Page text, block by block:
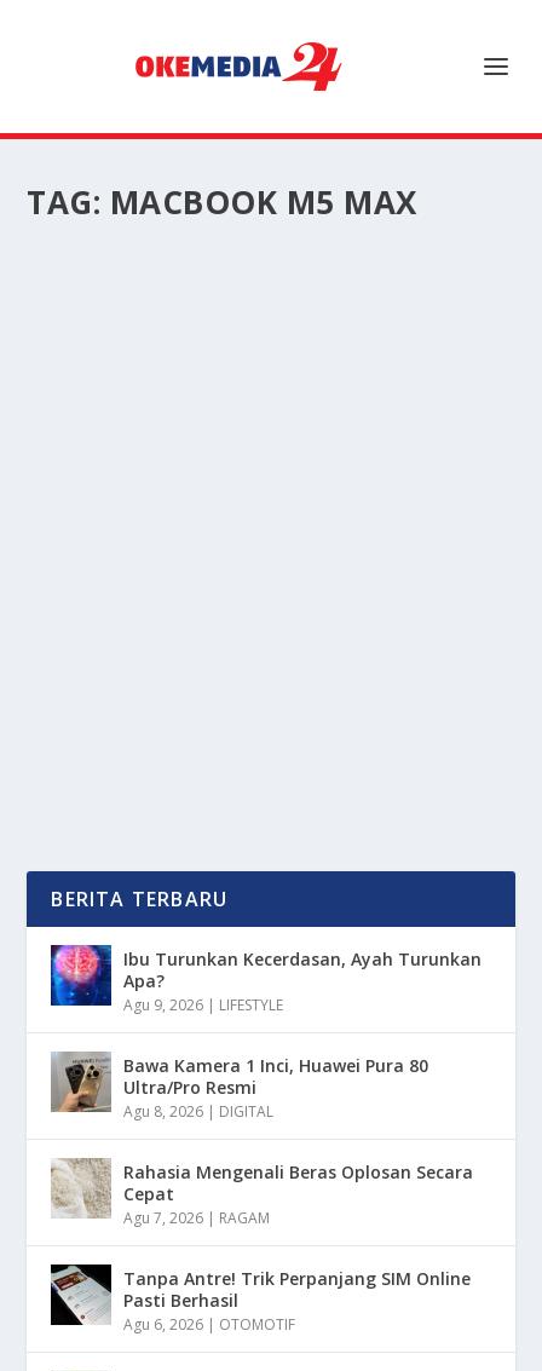
TAG: MACBOOK M5 MAX
BERITA TERBARU
Ibu Turunkan Kecerdasan, Ayah Turunkan
Apa?
Agu 9, 2026 | LIFESTYLE
Bawa Kamera 1 Inci, Huawei Pura 80
Ultra/Pro Resmi
Agu 8, 2026 | DIGITAL
Rahasia Mengenali Beras Oplosan Secara
Cepat
Agu 7, 2026 | RAGAM
Tanpa Antre! Trik Perpanjang SIM Online
Pasti Berhasil
Agu 6, 2026 | OTOMOTIF